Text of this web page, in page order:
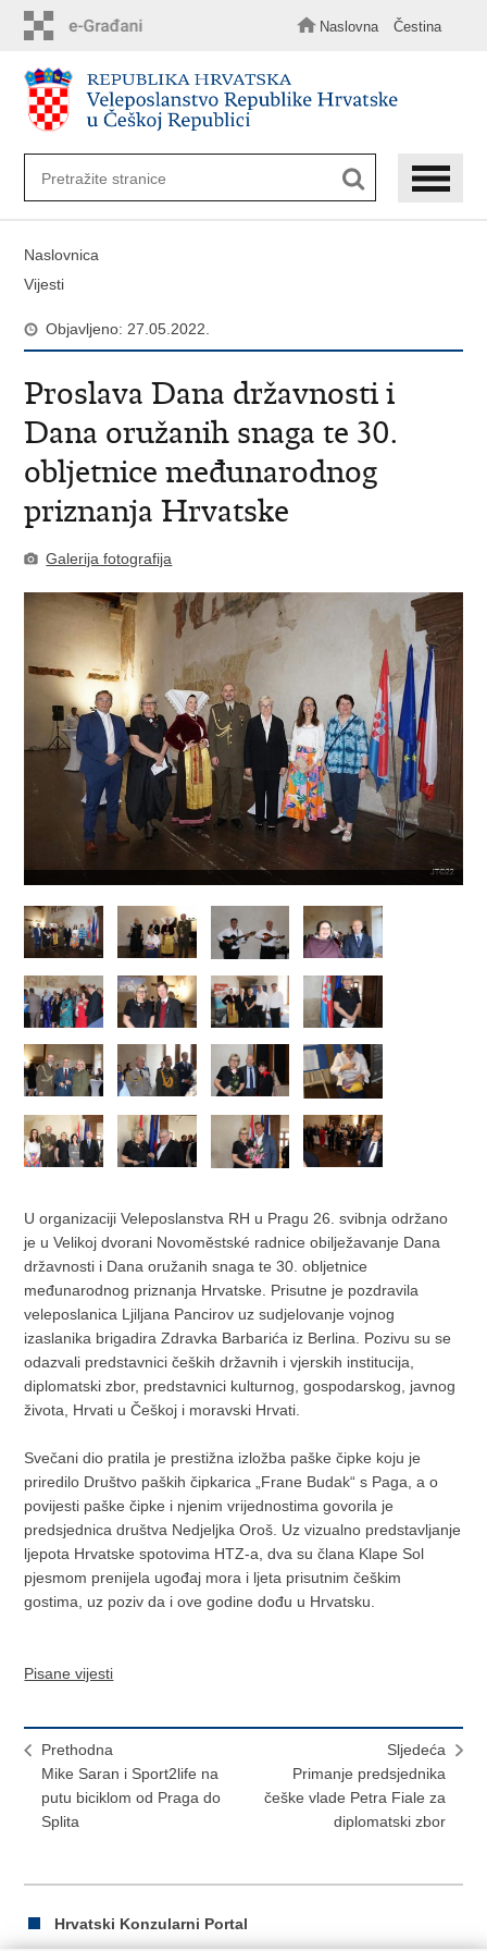
sadržaj
Naslovna Čestina
Naslovnica
Vijesti
Objavljeno: 27.05.2022.
Proslava Dana državnosti i
Dana oružanih snaga te 30.
obljetnice međunarodnog
priznanja Hrvatske
Galerija fotografija
U organizaciji Veleposlanstva RH u Pragu 26. svibnja održano
je u Velikoj dvorani Novoměstské radnice obilježavanje Dana
državnosti i Dana oružanih snaga te 30. obljetnice
međunarodnog priznanja Hrvatske. Prisutne je pozdravila
veleposlanica Ljiljana Pancirov uz sudjelovanje vojnog
izaslanika brigadira Zdravka Barbarića iz Berlina. Pozivu su se
odazvali predstavnici čeških državnih i vjerskih institucija,
diplomatski zbor, predstavnici kulturnog, gospodarskog, javnog
života, Hrvati u Češkoj i moravski Hrvati.
Svečani dio pratila je prestižna izložba paške čipke koju je
priredilo Društvo paških čipkarica „Frane Budak“ s Paga, a o
povijesti paške čipke i njenim vrijednostima govorila je
predsjednica društva Nedjeljka Oroš. Uz vizualno predstavljanje
ljepota Hrvatske spotovima HTZ-a, dva su člana Klape Sol
pjesmom prenijela ugođaj mora i ljeta prisutnim češkim
gostima, uz poziv da i ove godine dođu u Hrvatsku.
Pisane vijesti
Prethodna
Mike Saran i Sport2life na
putu biciklom od Praga do
Splita
Sljedeća
Primanje predsjednika
češke vlade Petra Fiale za
diplomatski zbor
Hrvatski Konzularni Portal